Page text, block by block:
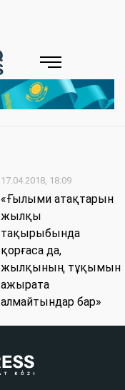
17.04.2018, 18:09
«Ғылыми атақтарын
жылқы
тақырыбында
қорғаса да,
жылқының тұқымын
ажырата
алмайтындар бар»